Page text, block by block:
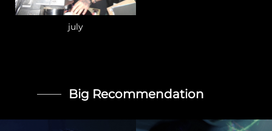
july
Big Recommendation